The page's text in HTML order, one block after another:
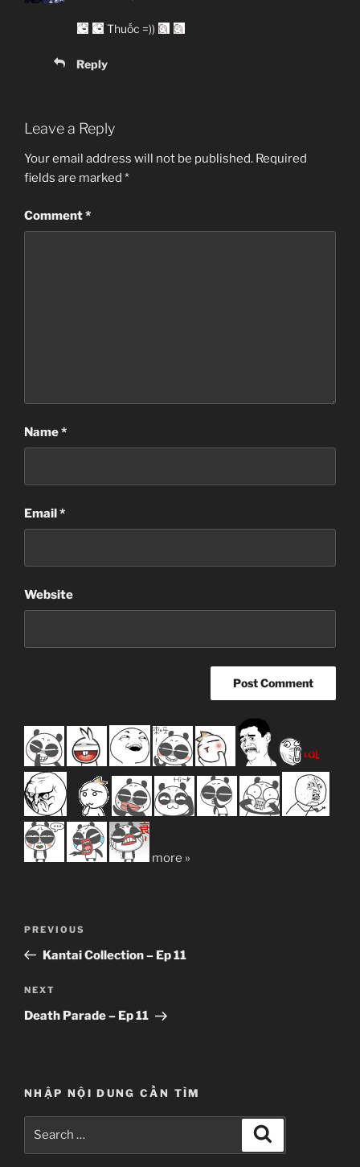
Thuốc =))
Reply
Leave a Reply
Your email address will not be published. Required
fields are marked *
Comment*
Name*
Email*
Website
more »
Previous
Post
PREVIOUS
Kantai Collection – Ep 11
Next
Post
NEXT
Death Parade – Ep 11
NHẬP NỘI DUNG CẦN TÌM